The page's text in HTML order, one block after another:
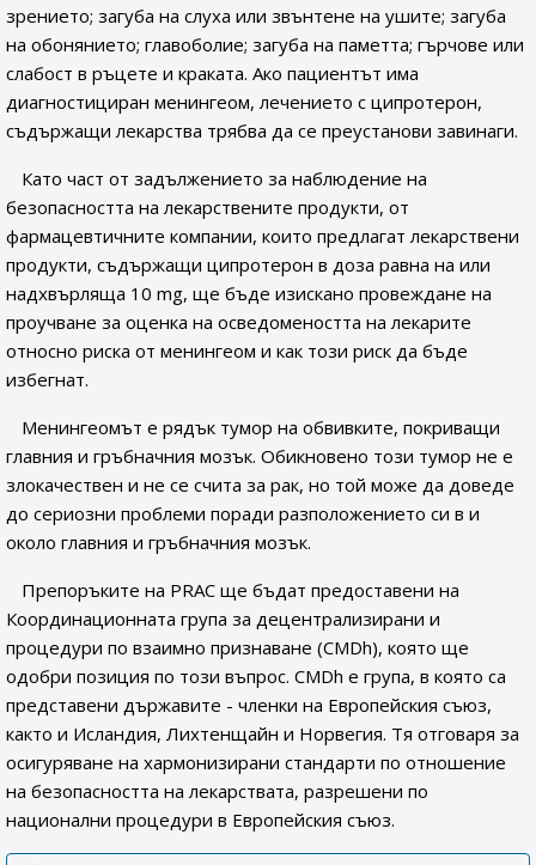
зрението; загуба на слуха или звънтене на ушите; загуба
на обонянието; главоболие; загуба на паметта; гърчове или
слабост в ръцете и краката. Ако пациентът има
диагностициран менингеом, лечението с ципротерон,
съдържащи лекарства трябва да се преустанови завинаги.
Като част от задължението за наблюдение на
безопасността на лекарствените продукти, от
фармацевтичните компании, които предлагат лекарствени
продукти, съдържащи ципротерон в доза равна на или
надхвърляща 10 mg, ще бъде изискано провеждане на
проучване за оценка на осведомеността на лекарите
относно риска от менингеом и как този риск да бъде
избегнат.
Менингеомът е рядък тумор на обвивките, покриващи
главния и гръбначния мозък. Обикновено този тумор не е
злокачествен и не се счита за рак, но той може да доведе
до сериозни проблеми поради разположението си в и
около главния и гръбначния мозък.
Препоръките на PRAC ще бъдат предоставени на
Координационната група за децентрализирани и
процедури по взаимно признаване (CMDh), която ще
одобри позиция по този въпрос. CMDh е група, в която са
представени държавите - членки на Европейския съюз,
както и Исландия, Лихтенщайн и Норвегия. Тя отговаря за
осигуряване на хармонизирани стандарти по отношение
на безопасността на лекарствата, разрешени по
национални процедури в Европейския съюз.